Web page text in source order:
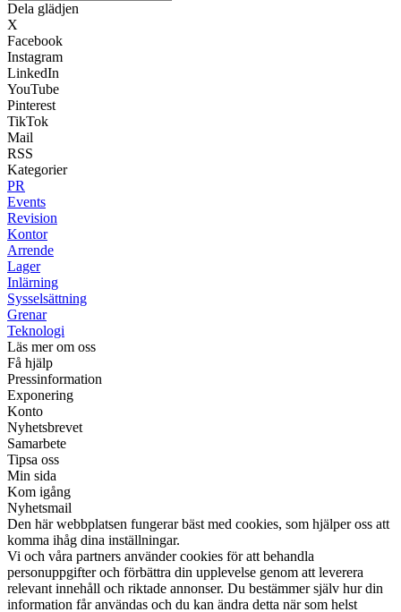
Dela glädjen
X
Facebook
Instagram
LinkedIn
YouTube
Pinterest
TikTok
Mail
RSS
Kategorier
PR
Events
Revision
Kontor
Arrende
Lager
Inlärning
Sysselsättning
Grenar
Teknologi
Läs mer om oss
Få hjälp
Pressinformation
Exponering
Konto
Nyhetsbrevet
Samarbete
Tipsa oss
Min sida
Kom igång
Nyhetsmail
Den här webbplatsen fungerar bäst med cookies, som hjälper oss att
komma ihåg dina inställningar.
Vi och våra partners använder cookies för att behandla
personuppgifter och förbättra din upplevelse genom att leverera
relevant innehåll och riktade annonser. Du bestämmer själv hur din
information får användas och du kan ändra detta när som helst